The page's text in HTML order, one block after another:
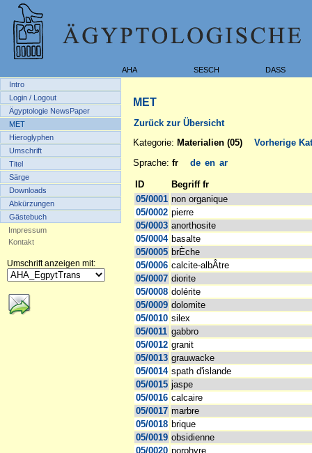
AHA SESCH
DASS
Intro
Login / Logout
Ägyptologie NewsPaper
MET
Hieroglyphen
Umschrift
Titel
Särge
Downloads
Abkürzungen
Gästebuch
Impressum
Kontakt
Umschrift anzeigen mit:
MET
Zurück zur Übersicht
Kategorie: Materialien (05)
Vorherige
Sprache: fr de en ar
ID
Begriff fr
05/0001 non organique
05/0002 pierre
05/0003 anorthosite
05/0004 basalte
05/0005 brÈche
05/0006 calcite-albÂtre
05/0007 diorite
05/0008 dolérite
05/0009 dolomite
05/0010 silex
05/0011 gabbro
05/0012 granit
05/0013 grauwacke
05/0014 spath d'islande
05/0015 jaspe
05/0016 calcaire
05/0017 marbre
05/0018 brique
05/0019 obsidienne
05/0020 porphyre